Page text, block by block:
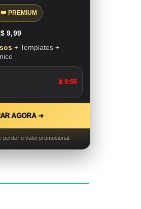
PREMIUM
9,99
+ Templates +
⏳ 9:53
AGORA ➜
perder o valor promocional.